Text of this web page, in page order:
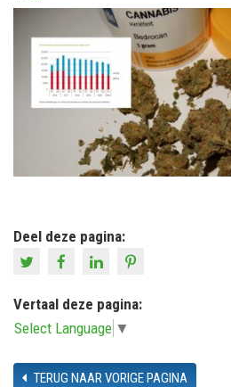
Deel deze pagina:
Vertaal deze pagina:
Select Language ▼
TERUG NAAR VORIGE PAGINA